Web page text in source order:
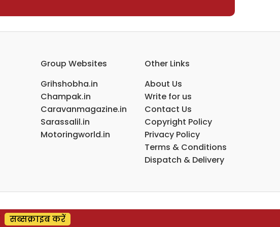
Group Websites
Grihshobha.in
Champak.in
Caravanmagazine.in
Sarassalil.in
Motoringworld.in
Other Links
About Us
Write for us
Contact Us
Copyright Policy
Privacy Policy
Terms & Conditions
Dispatch & Delivery
सब्सक्राइब करें